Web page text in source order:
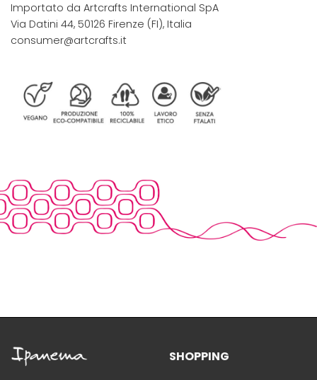
Importato da Artcrafts International SpA
Via Datini 44, 50126 Firenze (FI), Italia
consumer@artcrafts.it
SHOPPING